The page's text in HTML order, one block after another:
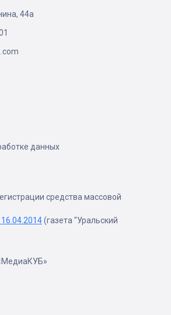
44а
данных
средства массовой
(газета "Уральский